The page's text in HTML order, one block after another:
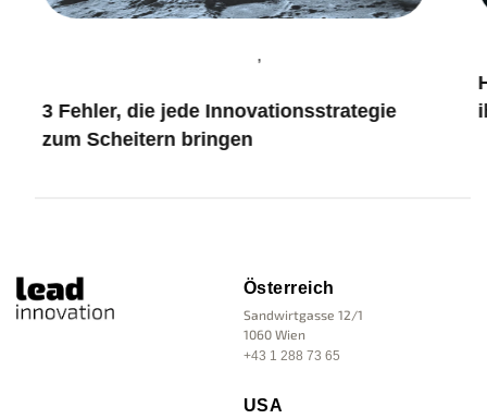
3 Fehler, die jede Innovationsstrategie
zum Scheitern bringen
Österreich
Sandwirtgasse 12/1
1060 Wien
+43 1 288 73 65
USA